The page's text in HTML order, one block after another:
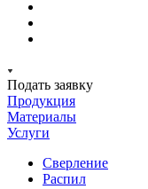
Подать заявку
Продукция
Материалы
Услуги
Сверление
Распил